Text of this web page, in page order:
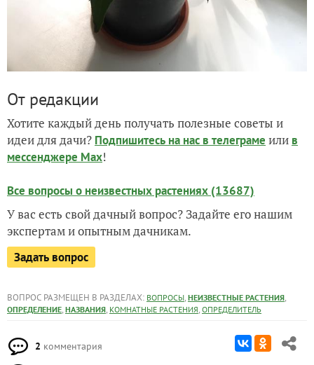
От редакции
Хотите каждый день получать полезные советы и
идеи для дачи? Подпишитесь на нас в телеграме или в
мессенджере Max!
Все вопросы о неизвестных растениях (13687)
У вас есть свой дачный вопрос? Задайте его нашим
экспертам и опытным дачникам.
Задать вопрос
ВОПРОС РАЗМЕЩЕН В РАЗДЕЛАХ: ВОПРОСЫ, НЕИЗВЕСТНЫЕ РАСТЕНИЯ,
ОПРЕДЕЛЕНИЕ, НАЗВАНИЯ, КОМНАТНЫЕ РАСТЕНИЯ, ОПРЕДЕЛИТЕЛЬ
2 комментария